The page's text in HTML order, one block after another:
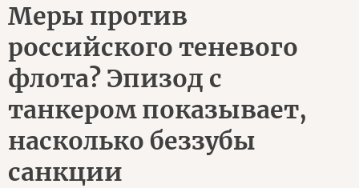
Меры против
российского теневого
флота? Эпизод с
танкером показывает,
насколько беззубы
санкции